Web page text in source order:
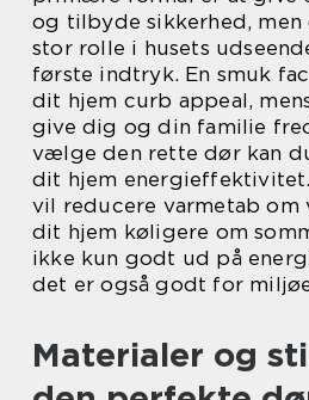
og tilbyde sikkerhed, men
stor rolle i husets
første indtryk. En smuk
dit hjem curb appeal,
give dig og din familie
vælge den rette dør kan
dit hjem
vil reducere varmetab om
dit hjem køligere om
ikke kun godt ud på
det er også godt for
Materialer og